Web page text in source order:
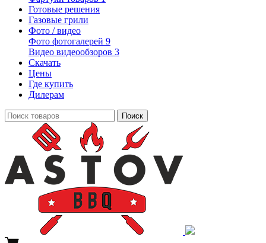
Готовые решения
Газовые грили
Фото / видео
Фото фотогалерей 9
Видео видеообзоров 3
Скачать
Цены
Где купить
Дилерам
Поиск